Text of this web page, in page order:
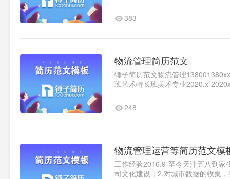
383
物流管理简历范文
锤子简历范文物流管理
班艺术特长班美术专业2020.x-
248
物流管理运营等简历范文模
工作经验2016.9-至今天津五八到家
司文化建设；2.对城市数据的收集